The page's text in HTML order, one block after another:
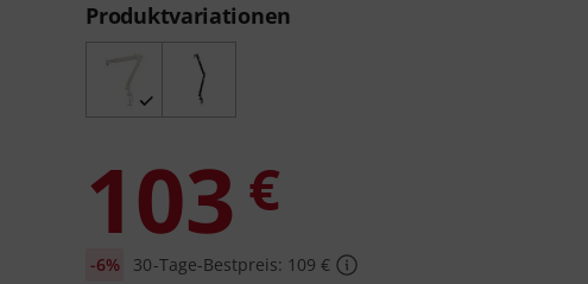
Produktvariationen
103 €
-6% 30-Tage-Bestpreis: 109 €